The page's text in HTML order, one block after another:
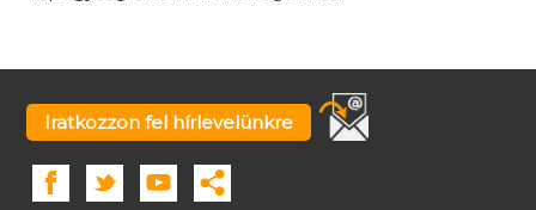
Iratkozzon fel hírlevelünkre